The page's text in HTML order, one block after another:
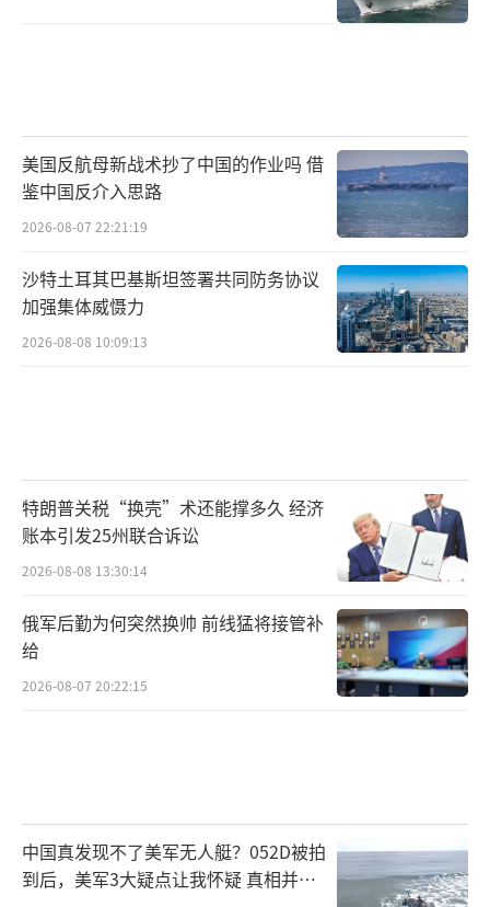
美国反航母新战术抄了中国的作业吗 借
鉴中国反介入思路
2026-08-07 22:21:19
沙特土耳其巴基斯坦签署共同防务协议
加强集体威慑力
2026-08-08 10:09:13
特朗普关税“换壳”术还能撑多久 经济
账本引发25州联合诉讼
2026-08-08 13:30:14
俄军后勤为何突然换帅 前线猛将接管补
给
2026-08-07 20:22:15
中国真发现不了美军无人艇？052D被拍
到后，美军3大疑点让我怀疑 真相并非